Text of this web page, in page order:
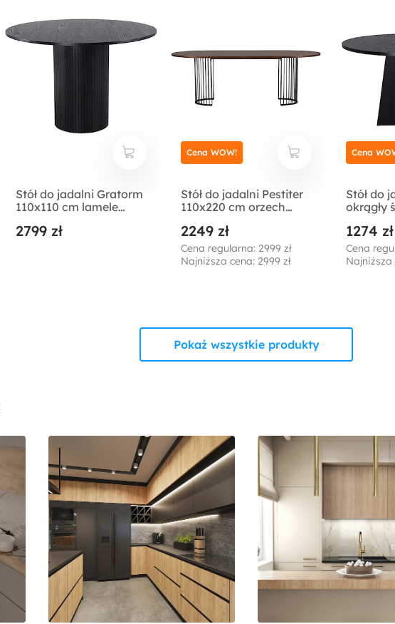
Stół do jadalni Gratorm
110x110 cm lamele
2799 zł
Stół do jadalni Pestiter
110x220 cm orzech
podstawa
2249 zł
Cena regularna: 2999 zł
Najniższa cena: 2999 zł
Cena WOW!
Stół do
okrągły
1274 zł
Cena
Najniższa
Cena
Pokaż wszystkie produkty